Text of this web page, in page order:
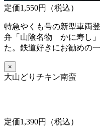
定価1,550円（税込）
特急やくも号の新型車両
弁「山陰名物 かに寿し
た。鉄道好きにお勧めの一
×
大山どりチキン南蛮
定価1,390円（税込）